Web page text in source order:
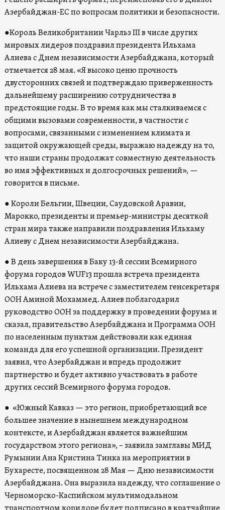
Азербайджан-ЕС по вопросам политики и безопасности.
●Король Великобритании Чарльз III в числе других
мировых лидеров поздравил президента Ильхама
Алиева с Днем независимости Азербайджана, который
отмечается 28 мая. «Я высоко ценю прочность
двусторонних связей и подтверждаю приверженность
дальнейшему расширению сотрудничества в
предстоящие годы. В то время как мы сталкиваемся с
общими вызовами современности, в частности с
вопросами, связанными с изменением климата и
защитой окружающей среды, выражаю надежду на то,
что наши страны продолжат совместную деятельность
во имя эффективных и долгосрочных решений», —
говорится в письме.
● Короли Бельгии, Швеции, Саудовской Аравии,
Марокко, президенты и премьер-министры десяткой
стран мира также направили поздравления Ильхаму
Алиеву с Днем независимости Азербайджана.
● В день завершения в Баку 13-й сессии Всемирного
форума городов WUF13 прошла встреча президента
Ильхама Алиева на встрече с заместителем генсекретаря
ООН Аминой Мохаммед. Алиев поблагодарил
руководство ООН за поддержку в проведении форума и
сказал, правительство Азербайджана и Программа ООН
по населенным пунктам действовали как единая
команда для его успешной организации. Президент
заявил, что Азербайджан и впредь продолжит
партнерство и будет активно участвовать в работе
других сессий Всемирного форума городов.
● «Южный Кавказ — это регион, приобретающий все
большее значение в нынешнем международном
контексте, и Азербайджан является важнейшим
государством этого региона», – заявила замглавы МИД
Румынии Ана Кристина Тинка на мероприятии в
Бухаресте, посвященном 28 Мая — Дню независимости
Азербайджана. Она выразила надежду, что соглашение о
Черноморско-Каспийском мультимодальном